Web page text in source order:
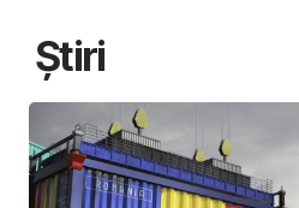
Știri